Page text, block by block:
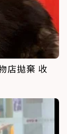
店拋棄 收